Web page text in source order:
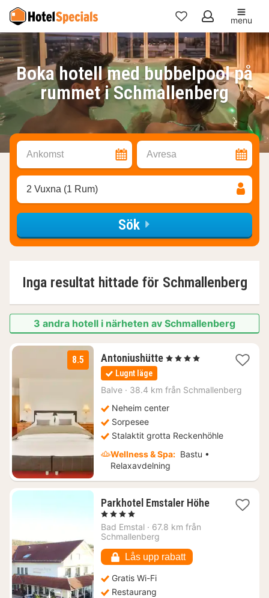
Mina
favoriter
menu
Boka hotell med bubbelpool på
rummet i Schmallenberg
Ankomst Avresa
2 Vuxna (1 Rum)
Sök
Inga resultat hittade för Schmallenberg
3 andra hotell i närheten av Schmallenberg
8.5 Antoniushütte1
3737
, 4 Stjärnor
Lugnt läge
Balve · 38.4 km från Schmallenberg
Neheim center
Sorpesee
Stalaktit grotta Reckenhöhle
Wellness & Spa: Bastu •
Relaxavdelning
Parkhotel Emstaler Höhe1
, 4 Stjärnor
Bad Emstal · 67.8 km från
Schmallenberg
Lås upp rabatt
Gratis Wi-Fi
Restaurang